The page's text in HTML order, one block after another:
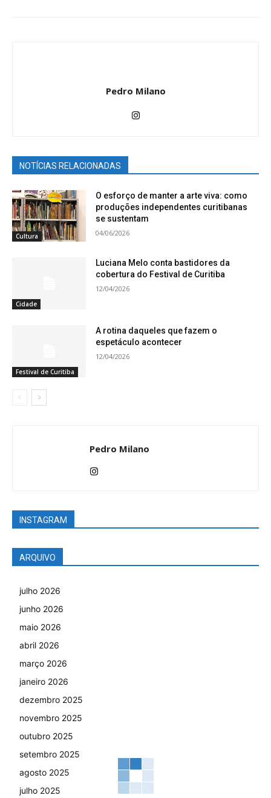
Pedro Milano
NOTÍCIAS RELACIONADAS
Cultura
O esforço de manter a arte viva: como
produções independentes curitibanas
se sustentam
04/06/2026
Cidade
Luciana Melo conta bastidores da
cobertura do Festival de Curitiba
12/04/2026
Festival de Curitiba
A rotina daqueles que fazem o
espetáculo acontecer
12/04/2026
Pedro Milano
INSTAGRAM
ARQUIVO
julho 2026
junho 2026
maio 2026
abril 2026
março 2026
janeiro 2026
dezembro 2025
novembro 2025
outubro 2025
setembro 2025
agosto 2025
julho 2025